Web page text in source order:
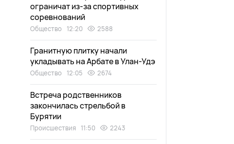
ограничат из-за спортивных
соревнований
Общество 12:20 2588
Гранитную плитку начали
укладывать на Арбате в Улан-Удэ
Общество 12:05 2674
Встреча родственников
закончилась стрельбой в
Бурятии
Происшествия 11:50 2243